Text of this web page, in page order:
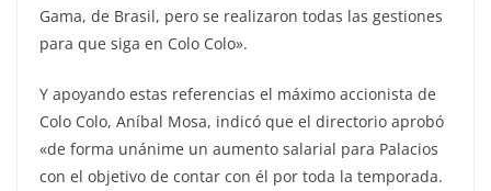
Gama, de Brasil, pero se realizaron todas las gestiones
para que siga en Colo Colo».
Y apoyando estas referencias el máximo accionista de
Colo Colo, Aníbal Mosa, indicó que el directorio aprobó
«de forma unánime un aumento salarial para Palacios
con el objetivo de contar con él por toda la temporada.